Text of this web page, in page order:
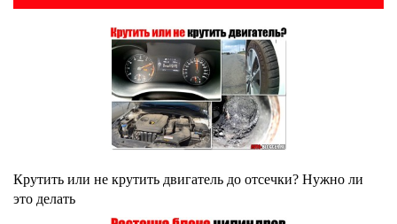
Крутить или не крутить двигатель до отсечки? Нужно ли
это делать